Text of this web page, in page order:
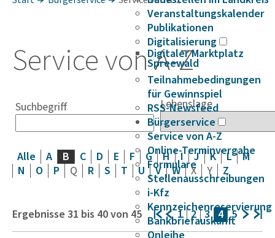
Veranstaltungskalender
Publikationen
Digitalisierung
Digitaler Marktplatz
Spreewald
Teilnahmebedingungen
für Gewinnspiel
RSS-Newsfeed
Bürgerservice
Service von A-Z
Online-Terminvergabe
Formulare
Stellenausschreibungen
i-Kfz
Kennzeichenreservierung
Bankbriefauskunft
Service von A-Z
Suchbegriff Lebenslage
Alle A B C D E F G H I J K L
M
N
O P Q R S T U V W X Y Z
Ergebnisse 31 bis 40von 45 1 2 3 4 5